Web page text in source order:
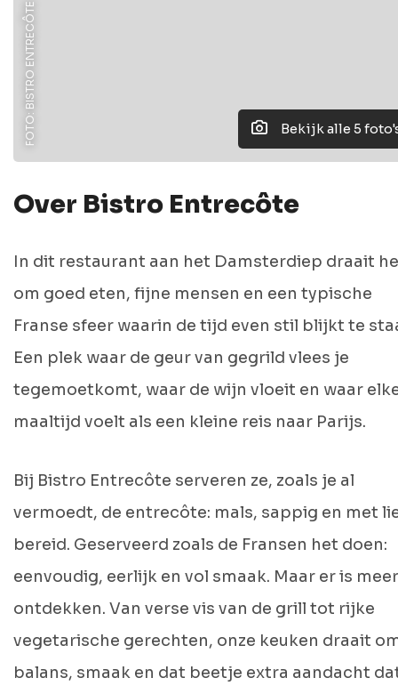
Bekijk alle 5
FOTO: BISTRO ENTRECÔTE
Over Bistro Entrecôte
In dit restaurant aan het Damsterdiep draait
om goed eten, fijne mensen en een typische
Franse sfeer waarin de tijd even stil blijkt te
Een plek waar de geur van gegrild vlees je
tegemoetkomt, waar de wijn vloeit en waar
maaltijd voelt als een kleine reis naar Parijs.
Bij Bistro Entrecôte serveren ze, zoals je al
vermoedt, de entrecôte: mals, sappig en met
bereid. Geserveerd zoals de Fransen het doen:
eenvoudig, eerlijk en vol smaak. Maar er is
ontdekken. Van verse vis van de grill tot rijke
vegetarische gerechten, onze keuken draait
balans, smaak en dat beetje extra aandacht